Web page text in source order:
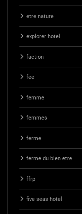
etre nature
explorer hotel
faction
fee
femme
femmes
ferme
ferme du bien etre
ffrp
five seas hotel